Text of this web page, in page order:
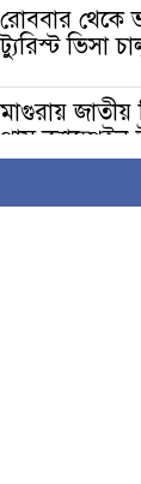
রোববার থেকে
ট্যুরিস্ট ভিসা
মাগুরায় জাতীয়
প্লাস
সাংবাদিক